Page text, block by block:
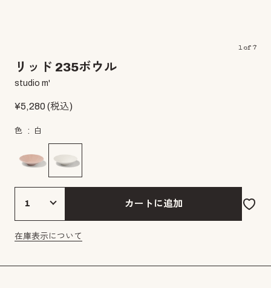
1of 7
リッド 235ボウル
studio m'
¥5,280(税込)
色 白
カートに追加
在庫表示について